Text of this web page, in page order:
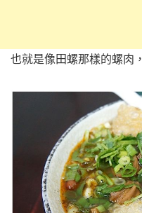
也就是像田螺那樣的螺肉，